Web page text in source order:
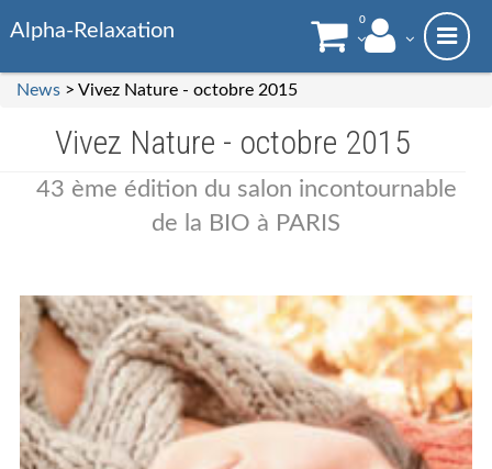
Alpha-Relaxation 0
News > Vivez Nature - octobre 2015
Vivez Nature - octobre 2015
43 ème édition du salon incontournable
de la BIO à PARIS